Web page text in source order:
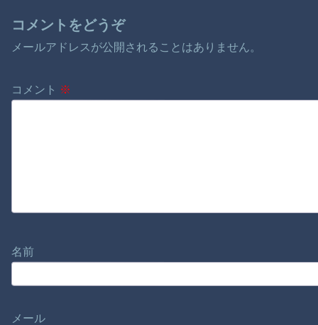
コメントをどうぞ
メールアドレスが公開されることはありません。
コメント ※
名前
メール